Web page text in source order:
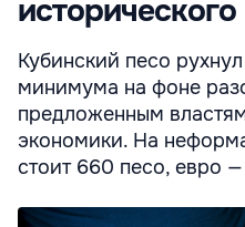
Кубинский песо
минимума на фоне
предложенным
экономики. На
стоит 660 песо, евро